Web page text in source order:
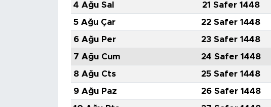
4 Ağu Sal
21 Safer 1448
5 Ağu Çar
22 Safer 1448
6 Ağu Per
23 Safer 1448
7 Ağu Cum
24 Safer 1448
8 Ağu Cts
25 Safer 1448
9 Ağu Paz
26 Safer 1448